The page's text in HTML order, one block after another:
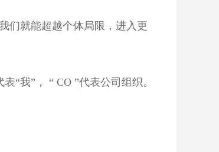
们就能超越个体局限，进入更
“我”， “ CO ”代表公司组织。